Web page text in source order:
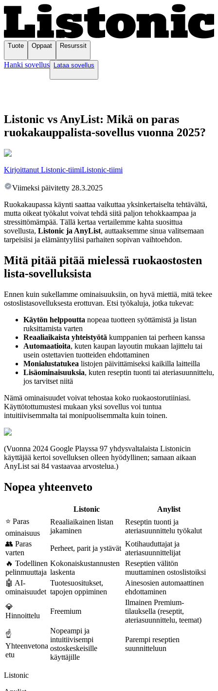
Tuote Oppaat Resurssit
Hanki sovellus Lataa sovellus
Listonic vs AnyList: Mikä on paras
ruokakauppalista-sovellus vuonna 2025?
Kirjoittanut Listonic-tiimiListonic-tiimi
Viimeksi päivitetty 28.3.2025
Ruokakaupassa käynti saattaa vaikuttaa yksinkertaiselta tehtävältä,
mutta oikeat työkalut voivat tehdä siitä paljon tehokkaampaa ja
stressittömämpää. Tällä kertaa vertailemme kahta suosittua
sovellusta, Listonic ja AnyList, auttaaksemme sinua valitsemaan
tarpeisiisi ja elämäntyyliisi parhaiten sopivan vaihtoehdon.
Mitä pitää pitää mielessä ruokaostosten
lista-sovelluksista
Ennen kuin sukellamme ominaisuuksiin, on hyvä miettiä, mitä tekee
ostoslistasovelluksesta erottuvan. Etsi työkaluja, jotka tukevat:
Käytön helppoutta nopeaa tuotteen syöttämistä ja listan
ruksittamista varten
Reaaliaikaista yhteistyötä kumppanien tai perheen kanssa
Automaatioita, kuten kaupan layoutin mukaan lajittelu tai
usein ostettavien tuotteiden ehdottaminen
Monialustatukea listojen päivittämiseksi kaikilla laitteilla
Lisäominaisuuksia, kuten reseptin tuonti tai ateriasuunnittelu,
jos tarvitset niitä
Nämä ominaisuudet voivat tehostaa koko ruokaostorutiiniasi.
Käyttötottumustesi mukaan yksi sovellus voi tuntua
intuitiivisemmalta tai monipuolisemmalta kuin toinen.
(Vuonna 2024 Google Playssa 97 yhdysvaltalaista Listonicin
käyttäjää kertoi sovelluksen olleen hyödyllinen; samaan aikaan
AnyList sai 84 vastaavaa arvostelua.)
Nopea yhteenveto
Listonic
Anylist
⭐ Paras
ominaisuus
Reaaliaikainen listan
jakaminen
Reseptin tuonti ja
ateriasuunnittelu työkalut
👥 Paras
varten
Perheet, parit ja ystävät
Kotihauduttajat ja
ateriasuunnittelijat
🔥 Todellinen
pelinmuuttaja
Kokonaiskustannusten
laskenta
Reseptien välitön
muuttaminen ostoslistoiksi
🤖 AI-
ominaisuudet
Tuotesuositukset,
tapojen oppiminen
Ainesosien automaattinen
ehdottaminen
💎
Hinnoittelu
Freemium
Ilmainen Premium-
tilauksella (reseptit,
ateriasuunnittelu, teemat)
☝️
Yhteenvetona
etu
Nopeampi ja
intuitiivisempi
ostoskeskeisille
käyttäjille
Parempi reseptien
suunnitteluun
Listonic